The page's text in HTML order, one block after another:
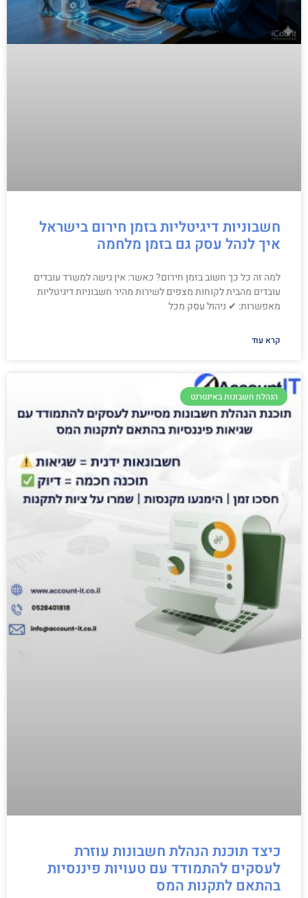
חשבוניות דיגיטליות בזמן חירום בישראל
איך לנהל עסק גם בזמן מלחמה
למה זה כל כך חשוב בזמן חירום? כאשר: אין גישה למשרד עובדים
עובדים מהבית לקוחות מצפים לשירות מהיר חשבוניות דיגיטליות
מאפשרות: ✔ ניהול עסק מכל
קרא עוד
הנהלת חשבונות באינטרנט
כיצד תוכנת הנהלת חשבונות עוזרת
לעסקים להתמודד עם טעויות פיננסיות
בהתאם לתקנות המס